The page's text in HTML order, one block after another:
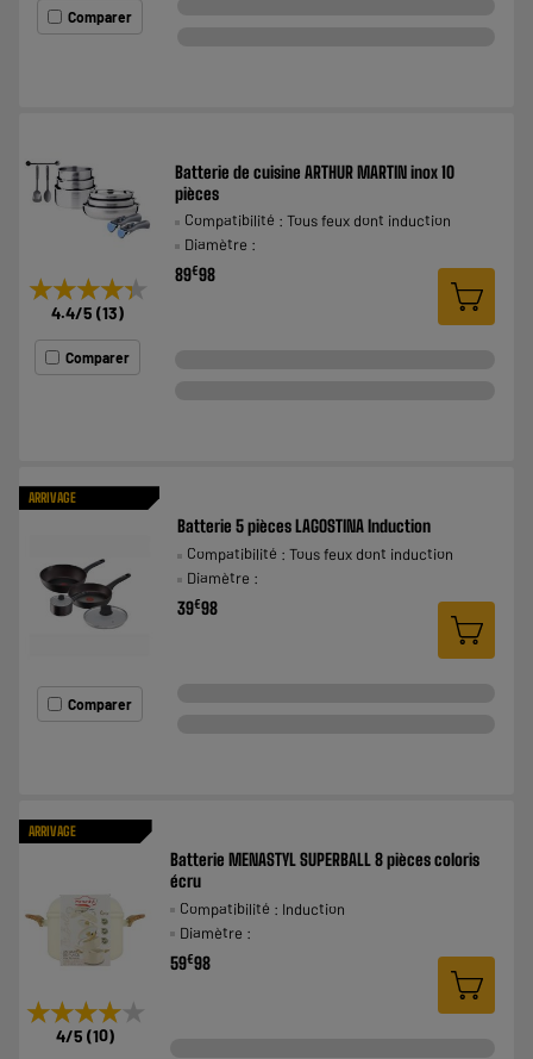
Comparer
★★★★★
★★★★★
4.4/5 (13)
Comparer
Batterie de cuisine ARTHUR MARTIN inox 10
pièces
Compatibilité : Tous feux dont induction
Diamètre :
89€98
ARRIVAGE
Comparer
Batterie 5 pièces LAGOSTINA Induction
Compatibilité : Tous feux dont induction
Diamètre :
39€98
ARRIVAGE
★★★★★
★★★★★
4/5 (10)
Batterie MENASTYL SUPERBALL 8 pièces coloris
écru
Compatibilité : Induction
Diamètre :
59€98